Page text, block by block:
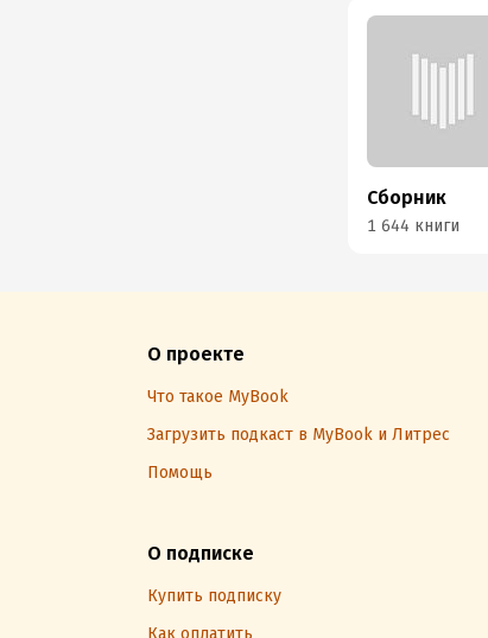
Сборник
1 644 книги
О проекте
Что такое MyBook
Загрузить подкаст в MyBook и Литрес
Помощь
О подписке
Купить подписку
Как оплатить